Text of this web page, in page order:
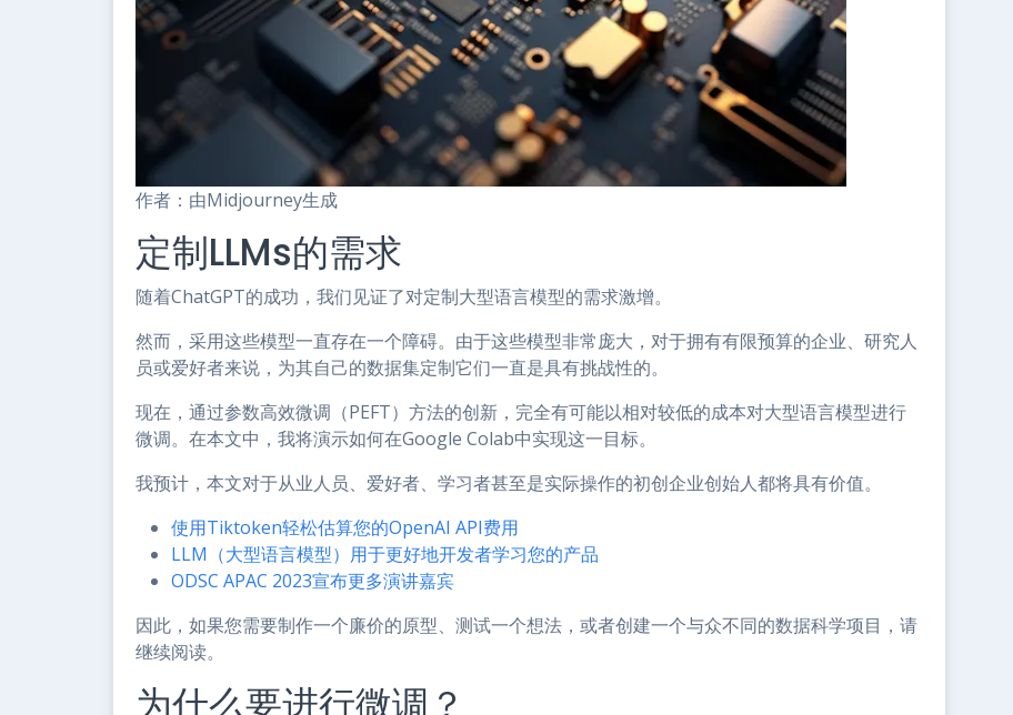
作者：由Midjourney生成
定制LLMs的需求
随着ChatGPT的成功，我们见证了对定制大型语言模型的需求激增。
然而，采用这些模型一直存在一个障碍。由于这些模型非常庞大，对于拥有有限预算的企业、研究人
员或爱好者来说，为其自己的数据集定制它们一直是具有挑战性的。
现在，通过参数高效微调（PEFT）方法的创新，完全有可能以相对较低的成本对大型语言模型进行
微调。在本文中，我将演示如何在Google Colab中实现这一目标。
我预计，本文对于从业人员、爱好者、学习者甚至是实际操作的初创企业创始人都将具有价值。
使用Tiktoken轻松估算您的OpenAI API费用
LLM（大型语言模型）用于更好地开发者学习您的产品
ODSC APAC 2023宣布更多演讲嘉宾
因此，如果您需要制作一个廉价的原型、测试一个想法，或者创建一个与众不同的数据科学项目，请
继续阅读。
为什么要进行微调？